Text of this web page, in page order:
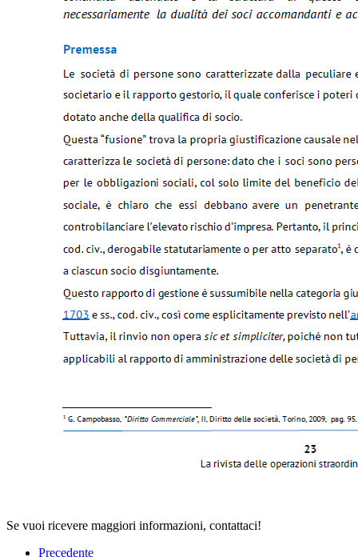
Se vuoi ricevere maggiori informazioni, contattaci!
Precedente